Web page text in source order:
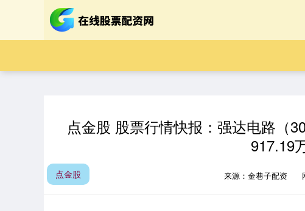
点金股 股票行情快报：强达电路（
917.19
点金股 来源：金巷子配资